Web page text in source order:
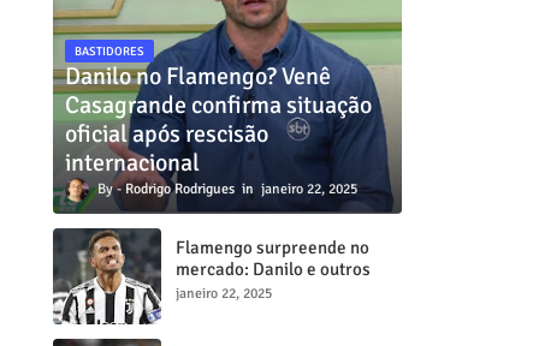
BASTIDORES
Danilo no Flamengo? Venê
Casagrande confirma situação
oficial após rescisão
internacional
Rodrigo Rodrigues janeiro 22, 2025
Flamengo surpreende no
mercado: Danilo e outros
dois craques estão a
janeiro 22, 2025